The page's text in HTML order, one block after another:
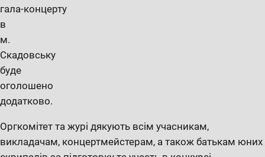
гала-концерту
в
м.
Скадовську
буде
оголошено
додатково.
Оргкомітет та журі дякують всім учасникам,
викладачам, концертмейстерам, а також батькам юних